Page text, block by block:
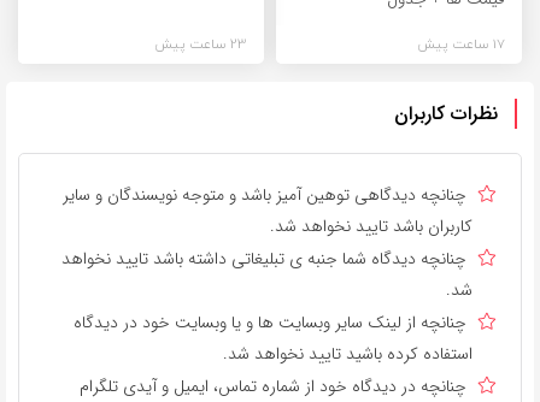
17 ساعت پیش 23 ساعت پیش
نظرات کاربران
چنانچه دیدگاهی توهین آمیز باشد و متوجه نویسندگان و سایر
کاربران باشد تایید نخواهد شد.
چنانچه دیدگاه شما جنبه ی تبلیغاتی داشته باشد تایید نخواهد
شد.
چنانچه از لینک سایر وبسایت ها و یا وبسایت خود در دیدگاه
استفاده کرده باشید تایید نخواهد شد.
چنانچه در دیدگاه خود از شماره تماس، ایمیل و آیدی تلگرام